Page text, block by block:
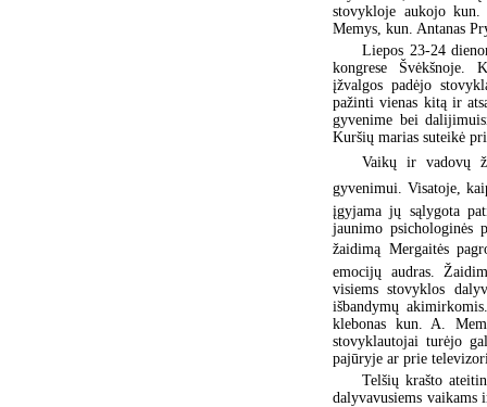
stovykloje aukojo
Memys, kun. Antanas
Liepos 23-24
kongrese Švėkšnoje.
įžvalgos padėjo
pažinti vienas kitą ir
gyvenime bei
Kuršių marias suteikė
Vaikų ir vadovų
gyvenimui. Visatoje,
įgyjama jų sąlygota
jaunimo psichologinės
žaidimą Mergaitės
emocijų audras.
visiems stovyklos
išbandymų
klebonas kun. A.
stovyklautojai turėjo
pajūryje ar prie
Telšių krašto
dalyvavusiems